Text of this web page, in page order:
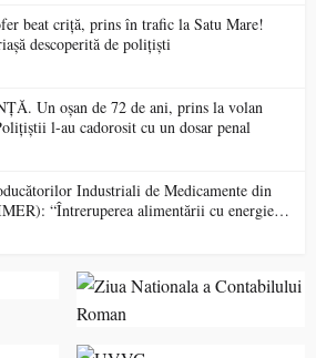
beat criță, prins în trafic la Satu Mare!
descoperită de polițiști
Un oșan de 72 de ani, prins la volan
l-au cadorosit cu un dosar penal
Industriali de Medicamente din
“Întreruperea alimentării cu energie
de medicamente va pune în pericol